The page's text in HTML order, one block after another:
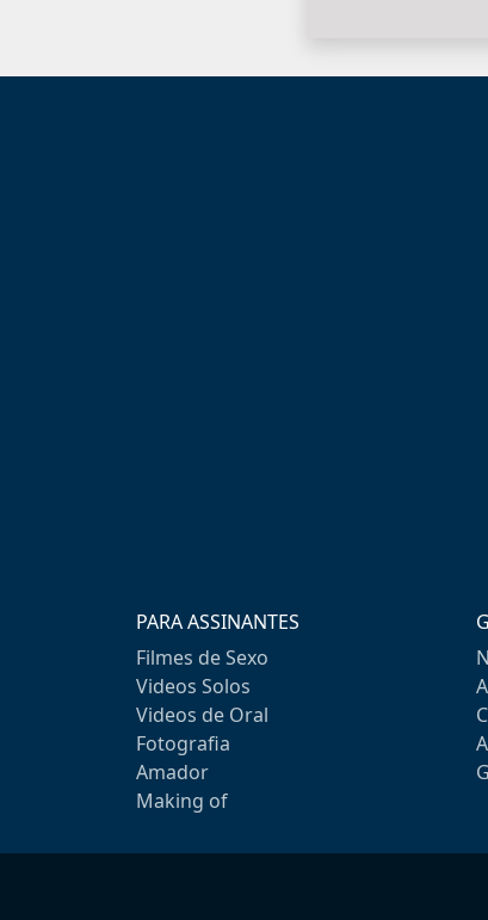
PARA ASSINANTES
Filmes de Sexo
Videos Solos
Videos de Oral
Fotografia
Amador
Making of